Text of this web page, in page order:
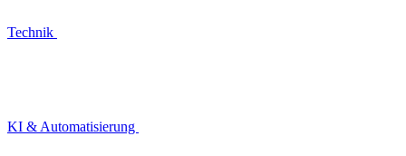
Technik
KI & Automatisierung